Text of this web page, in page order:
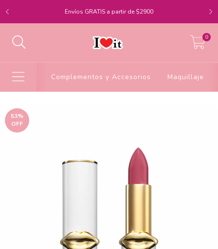
Envíos GRATIS a partir de $2900
0
Complementos y Accesorios Maquillaje
53%
OFF